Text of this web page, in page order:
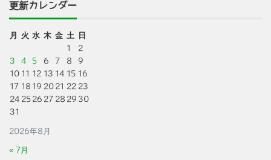
更新カレンダー
2026年8月
月 火 水 木 金 土
日
1
2
3
4 5 6 7 8
9
10 11 12 13 14 15 16
17 18 19 20 21 22 23
24 25 26 27 28 29 30
31
« 7月